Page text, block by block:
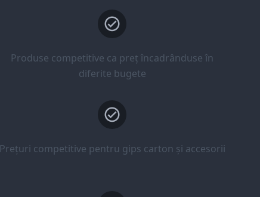
Produse competitive ca preț încadrânduse în
diferite bugete
Prețuri competitive pentru gips carton și accesorii